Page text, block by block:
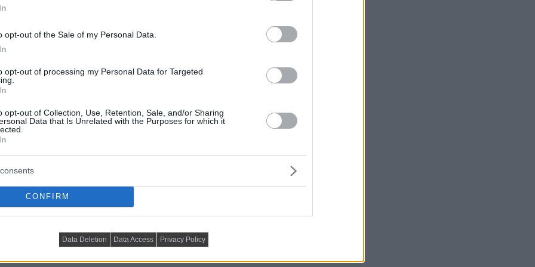
opt-out of the Sale of my Personal Data.
opt-out of processing my Personal Data for Targeted
opt-out of Collection, Use, Retention, Sale, and/or Sharing
Data that Is Unrelated with the Purposes for which it
CONFIRM
Data Deletion Data Access Privacy Policy
a hangsúlyos színblokkok dominálnak, minden
részletek és bátor megoldások kombinációja
a belmagasság vizuális növeléséhez,
a dizájner egy mozaikkeretes tükör, színes ülőke és
zónának az igazi különlegessége a klasszikus
különböző szemcseméretű márványdarabok
természetes tölgy furnérból készült parketta váltja
színvilágában ( bordó – fekete – fehér
kombinált a tervező. A pihenőzónát egy mélykék
A kompozíció teljességéről egy belga